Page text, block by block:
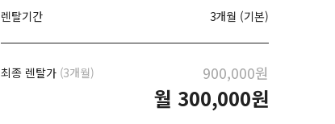
렌탈기간 3개월 (기본)
최종 렌탈가(3개월) 900,000원
월 300,000원